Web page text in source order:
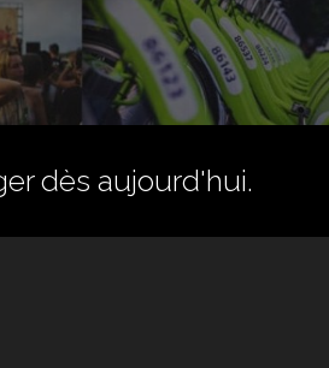
dès aujourd'hui.